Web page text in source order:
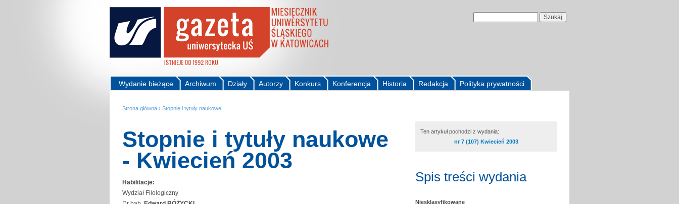
Polityka prywatności
Redakcja
Historia
Konferencja
Konkurs
Autorzy
Działy
Archiwum
Wydanie bieżące
Strona główna › Stopnie i tytuły naukowe
Stopnie i tytuły naukowe
- Kwiecień 2003
Habilitacje:
Wydział Filologiczny
Ten artykuł pochodzi z wydania:
nr 7 (107) Kwiecień 2003
Spis treści wydania
Niesklasyfikowane